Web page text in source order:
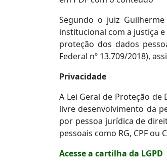
Segundo o juiz
institucional com a justiça
proteção dos dados
Federal nº 13.709/2018),
Privacidade
A Lei Geral de Proteção
livre desenvolvimento da
por pessoa jurídica de
pessoais como RG, CPF
Acesse a cartilha da LGPD